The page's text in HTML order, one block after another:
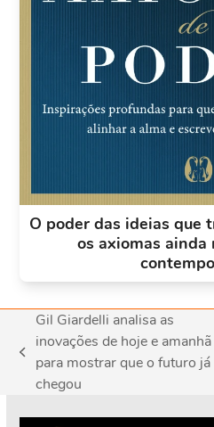
O poder das ideias que
os axiomas ainda
previous
post:
Gil Giardelli analisa as
inovações de hoje e amanhã
para mostrar que o futuro já
chegou